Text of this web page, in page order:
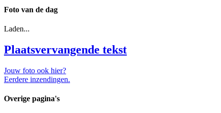
Foto van de dag
Laden...
Plaatsvervangende tekst
Jouw foto ook hier?
Eerdere inzendingen.
Overige pagina's